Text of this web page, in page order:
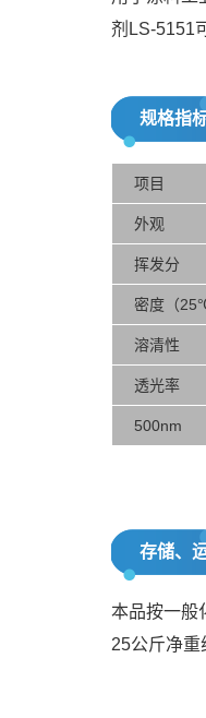
剂LS-5151
规格指
项目
外观
挥发分
密度（
溶清性
透光率
500nm
存储、
本品按一般
25公斤净重